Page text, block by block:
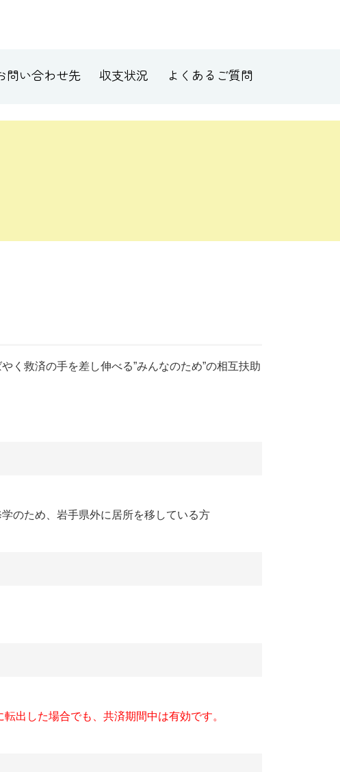
問い合わせ先 収支状況 よくあるご質問
く救済の手を差し伸べる”みんなのため”の相互扶助
のため、岩手県外に居所を移している方
出した場合でも、共済期間中は有効です。